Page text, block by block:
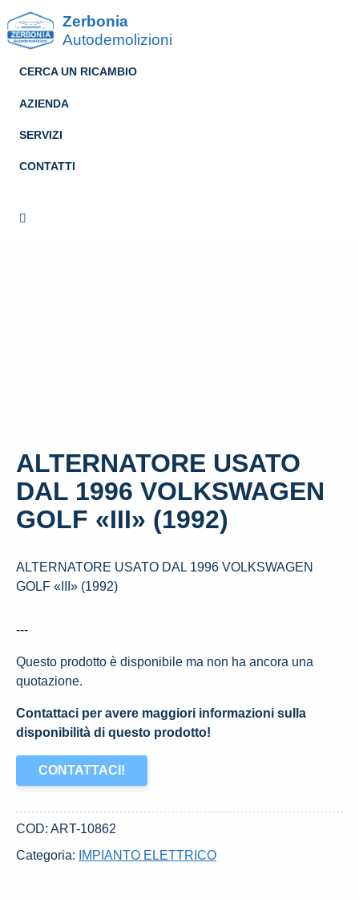
Zerbonia
Autodemolizioni
CERCA UN RICAMBIO
AZIENDA
SERVIZI
CONTATTI
ALTERNATORE USATO
DAL 1996 VOLKSWAGEN
GOLF «III» (1992)
ALTERNATORE USATO DAL 1996 VOLKSWAGEN
GOLF «III» (1992)
---
Questo prodotto è disponibile ma non ha ancora una
quotazione.
Contattaci per avere maggiori informazioni sulla
disponibilità di questo prodotto!
CONTATTACI!
COD: ART-10862
Categoria:
IMPIANTO ELETTRICO